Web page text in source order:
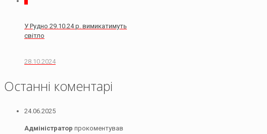
У Рудно 29.10.24 р. вимикатимуть
світло
28.10.2024
Останні коментарі
24.06.2025
Адміністратор прокоментував